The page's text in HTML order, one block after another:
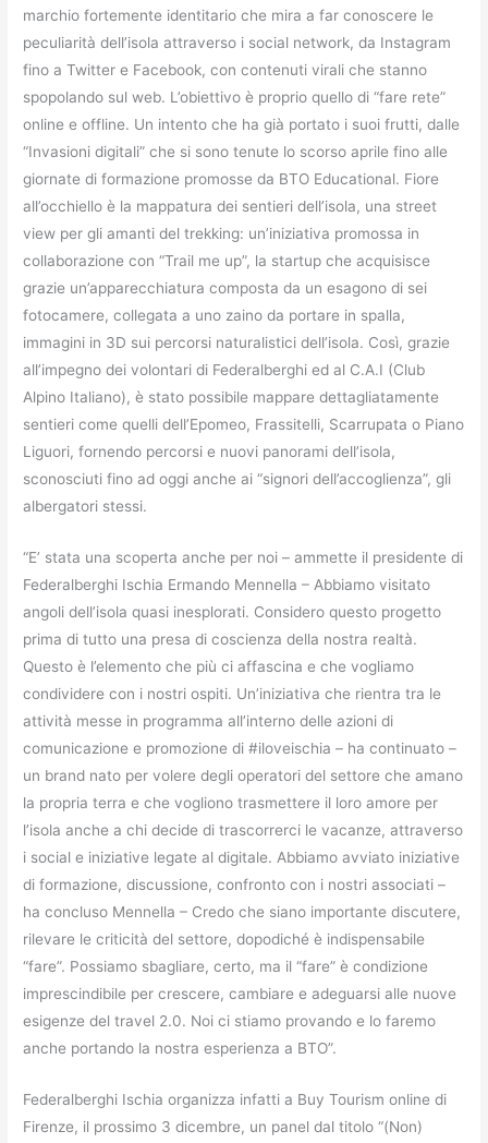
marchio fortemente identitario che mira a far conoscere le
peculiarità dell’isola attraverso i social network, da Instagram
fino a Twitter e Facebook, con contenuti virali che stanno
spopolando sul web. L’obiettivo è proprio quello di “fare rete”
online e offline. Un intento che ha già portato i suoi frutti, dalle
“Invasioni digitali” che si sono tenute lo scorso aprile fino alle
giornate di formazione promosse da BTO Educational. Fiore
all’occhiello è la mappatura dei sentieri dell’isola, una street
view per gli amanti del trekking: un’iniziativa promossa in
collaborazione con “Trail me up”, la startup che acquisisce
grazie un’apparecchiatura composta da un esagono di sei
fotocamere, collegata a uno zaino da portare in spalla,
immagini in 3D sui percorsi naturalistici dell’isola. Così, grazie
all’impegno dei volontari di Federalberghi ed al C.A.I (Club
Alpino Italiano), è stato possibile mappare dettagliatamente
sentieri come quelli dell’Epomeo, Frassitelli, Scarrupata o Piano
Liguori, fornendo percorsi e nuovi panorami dell’isola,
sconosciuti fino ad oggi anche ai “signori dell’accoglienza”, gli
albergatori stessi.
“E’ stata una scoperta anche per noi – ammette il presidente di
Federalberghi Ischia Ermando Mennella – Abbiamo visitato
angoli dell’isola quasi inesplorati. Considero questo progetto
prima di tutto una presa di coscienza della nostra realtà.
Questo è l’elemento che più ci affascina e che vogliamo
condividere con i nostri ospiti. Un’iniziativa che rientra tra le
attività messe in programma all’interno delle azioni di
comunicazione e promozione di #iloveischia – ha continuato –
un brand nato per volere degli operatori del settore che amano
la propria terra e che vogliono trasmettere il loro amore per
l’isola anche a chi decide di trascorrerci le vacanze, attraverso
i social e iniziative legate al digitale. Abbiamo avviato iniziative
di formazione, discussione, confronto con i nostri associati –
ha concluso Mennella – Credo che siano importante discutere,
rilevare le criticità del settore, dopodiché è indispensabile
“fare”. Possiamo sbagliare, certo, ma il “fare” è condizione
imprescindibile per crescere, cambiare e adeguarsi alle nuove
esigenze del travel 2.0. Noi ci stiamo provando e lo faremo
anche portando la nostra esperienza a BTO”.
Federalberghi Ischia organizza infatti a Buy Tourism online di
Firenze, il prossimo 3 dicembre, un panel dal titolo “(Non)